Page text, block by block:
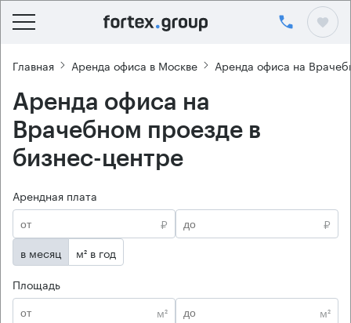
Главная Аренда офиса в Москве Аренда офиса на
Аренда офиса на
Врачебном проезде в
бизнес-центре
Арендная плата
₽
₽
в месяц
м² в год
Площадь
м²
м²